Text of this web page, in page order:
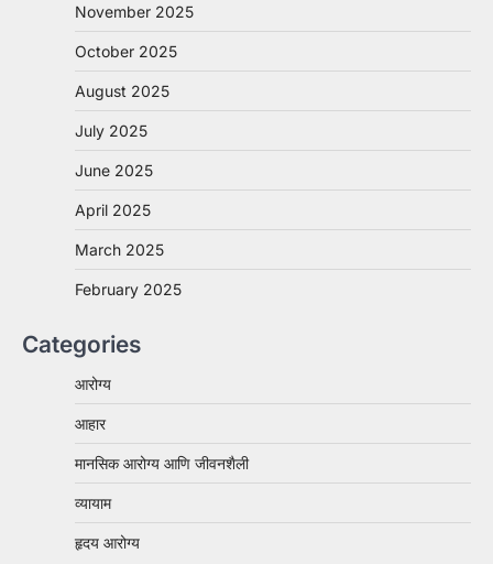
November 2025
October 2025
August 2025
July 2025
June 2025
April 2025
March 2025
February 2025
Categories
आरोग्य
आहार
मानसिक आरोग्य आणि जीवनशैली
व्यायाम
हृदय आरोग्य